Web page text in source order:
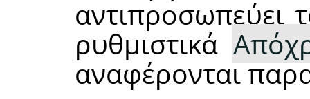
αντιπροσωπεύει
ρυθμιστικά
αναφέρονται